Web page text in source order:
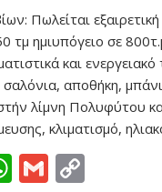
Πωλείται
τμ ημιυπόγειο σε
και
αποθήκη,
λίμνη Πολυφύτου
κλιματισμό,
W G